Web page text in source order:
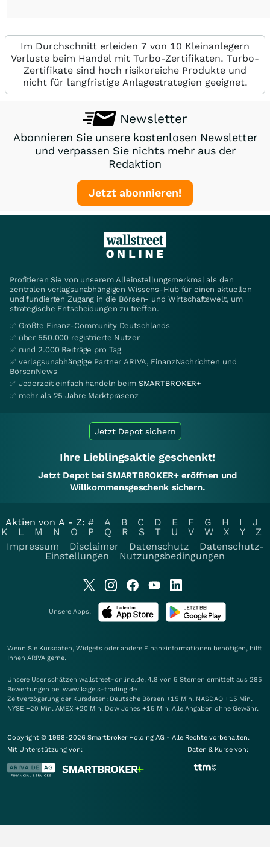
Im Durchschnitt erleiden 7 von 10 Kleinanlegern
Verluste beim Handel mit Turbo-Zertifikaten. Turbo-
Zertifikate sind hoch risikoreiche Produkte und
nicht für langfristige Anlagestrategien geeignet.
Newsletter
Abonnieren Sie unsere kostenlosen Newsletter
und verpassen Sie nichts mehr aus der
Redaktion
Jetzt abonnieren!
Profitieren Sie von unserem Alleinstellungsmerkmal als den
zentralen verlagsunabhängigen Wissens-Hub für einen aktuellen
und fundierten Zugang in die Börsen- und Wirtschaftswelt, um
strategische Entscheidungen zu treffen.
✅ Größte Finanz-Community Deutschlands
✅ über 550.000 registrierte Nutzer
✅ rund 2.000 Beiträge pro Tag
✅ verlagsunabhängige Partner ARIVA, FinanzNachrichten und
BörsenNews
✅ Jederzeit einfach handeln beim SMARTBROKER+
✅ mehr als 25 Jahre Marktpräsenz
Jetzt Depot sichern
Ihre Lieblingsaktie geschenkt!
Jetzt Depot bei SMARTBROKER+ eröffnen und
Willkommensgeschenk sichern.
Aktien von A - Z: # A B C D E F G H I
J
K
L M N O P Q R S T U V W X Y
Z
Impressum
Disclaimer Datenschutz
Datenschutz-
Einstellungen
Nutzungsbedingungen
Unsere Apps:
Wenn Sie Kursdaten, Widgets oder andere Finanzinformationen benötigen, hilft
Ihnen ARIVA gerne.
Unsere User schätzen wallstreet-online.de: 4.8 von 5 Sternen ermittelt aus 285
Bewertungen bei www.kagels-trading.de
Zeitverzögerung der Kursdaten: Deutsche Börsen +15 Min. NASDAQ +15 Min.
NYSE +20 Min. AMEX +20 Min. Dow Jones +15 Min. Alle Angaben ohne Gewähr.
Copyright © 1998-2026 Smartbroker Holding AG - Alle Rechte vorbehalten.
Mit Unterstützung von:
Daten & Kurse von: